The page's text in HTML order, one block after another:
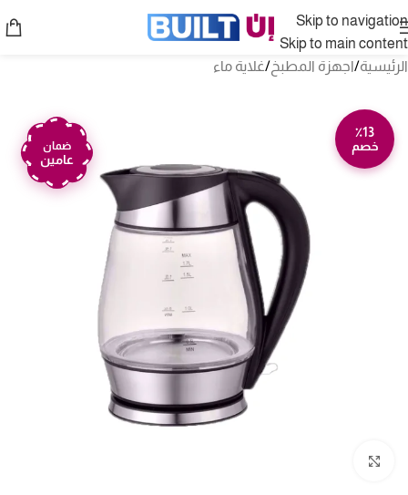
Skip to navigation
Skip to main content
الرئيسية/اجهزة المطبخ/غلاية ماء
٪13
خصم
ضمان
عامين